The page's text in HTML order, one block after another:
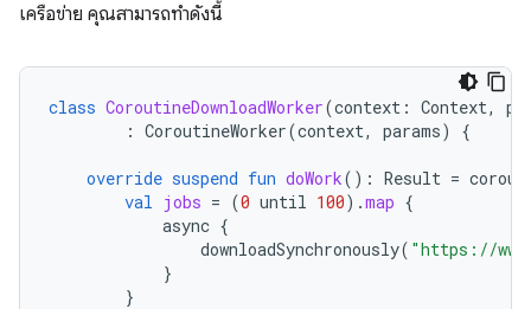
เครือข่าย คุณสามารถทำดังนี้
class CoroutineDownloadWorker(context : Context,
: CoroutineWorker(context, params) {
override suspend fun doWork(): Result =
val jobs = (0 until 100).map {
async {
downloadSynchronously( "https://
}
}